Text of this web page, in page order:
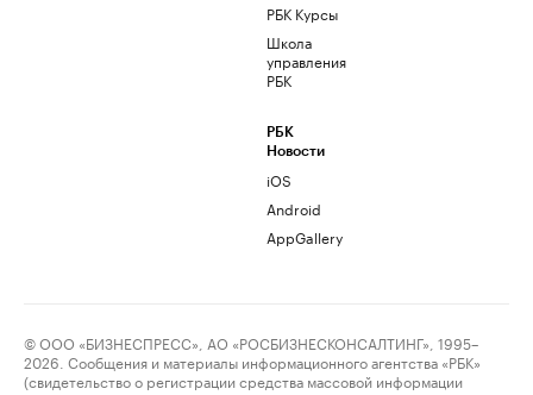
РБК Курсы
Школа
управления
РБК
РБК
Новости
iOS
Android
AppGallery
© ООО «БИЗНЕСПРЕСС», АО «РОСБИЗНЕСКОНСАЛТИНГ», 1995–
2026. Сообщения и материалы информационного агентства «РБК»
(свидетельство о регистрации средства массовой информации